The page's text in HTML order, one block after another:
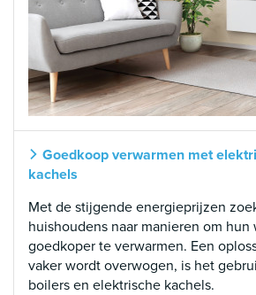
Goedkoop verwarmen met
kachels
Met de stijgende energieprijzen
huishoudens naar manieren om hun
goedkoper te verwarmen. Een
vaker wordt overwogen, is het
boilers en elektrische kachels.